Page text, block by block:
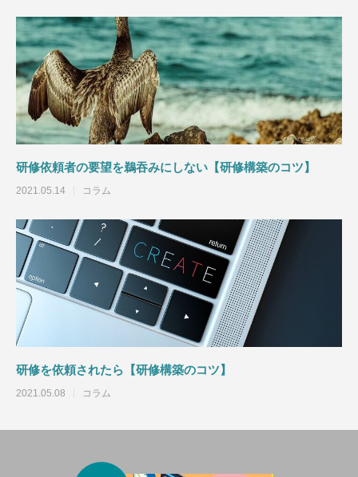
研修依頼者の要望を鵜吞みにしない【研修構築のコツ】
2021.05.14 コラム
研修を依頼されたら【研修構築のコツ】
2021.05.08 コラム